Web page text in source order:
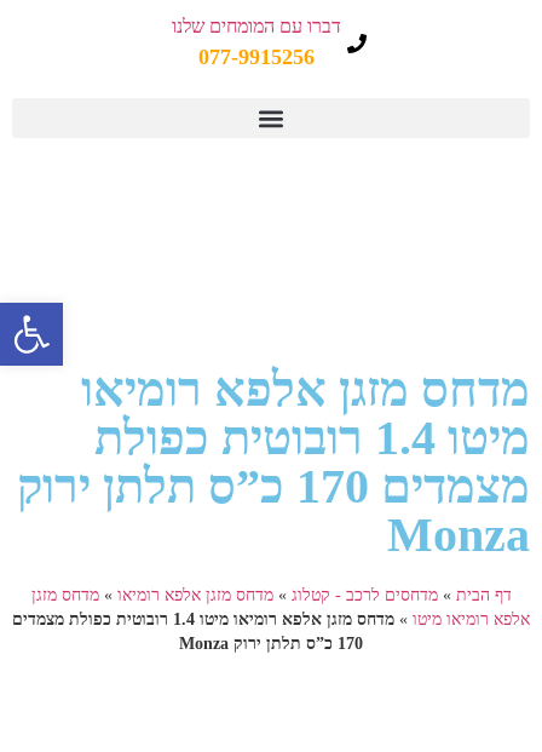
דברו עם המומחים שלנו
077-9915256
מדחס מזגן אלפא רומיאו
מיטו 1.4 רובוטית כפולת
מצמדים 170 כ”ס תלתן ירוק
Monza
דף הבית »מדחסים לרכב - קטלוג »מדחס מזגן אלפא רומיאו »מדחס מזגן
אלפא רומיאו מיטו »
מדחס מזגן אלפא רומיאו מיטו 1.4 רובוטית כפולת מצמדים
170 כ”ס תלתן ירוק Monza